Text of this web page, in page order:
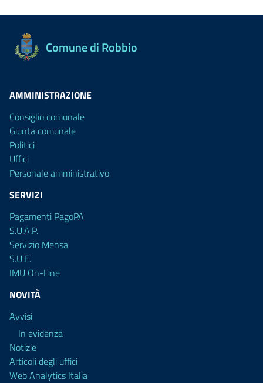
Comune di Robbio
AMMINISTRAZIONE
Consiglio comunale
Giunta comunale
Politici
Uffici
Personale amministrativo
SERVIZI
Pagamenti PagoPA
S.U.A.P.
Servizio Mensa
S.U.E.
IMU On-Line
NOVITÀ
Avvisi
In evidenza
Notizie
Articoli degli uffici
Web Analytics Italia